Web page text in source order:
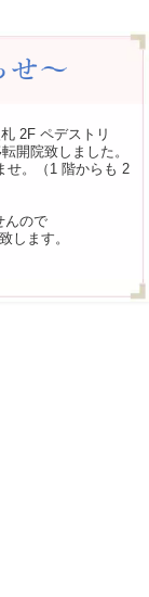
2F ペデストリ
開院致しました。
せ。（1 階からも 2
んので
します。